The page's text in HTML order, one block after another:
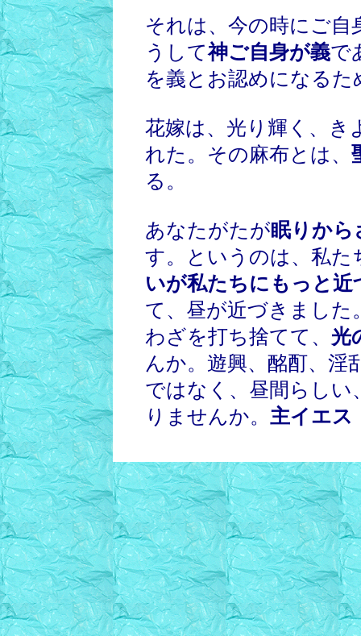
それは、今の時にご
うして神ご自身が義で
を義とお認めになるた
花嫁は、光り輝く、き
れた。その麻布とは、
る。
あなたがたが眠りから
す。というのは、私
いが私たちにもっと近
て、昼が近づきまし
わざを打ち捨てて、 光
んか。遊興、酩酊、淫
ではなく、昼間らし
りませんか。 主イエス